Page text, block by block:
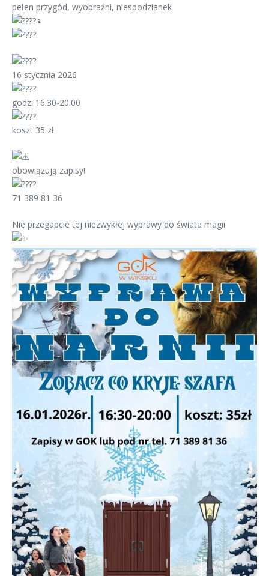
pełen przygód, wyobraźni, niespodzianek
16 stycznia 2026
godz. 16.30-20.00
koszt 35 zł
obowiązują zapisy!
71 389 81 36
Nie przegapcie tej niezwykłej wyprawy do świata magii